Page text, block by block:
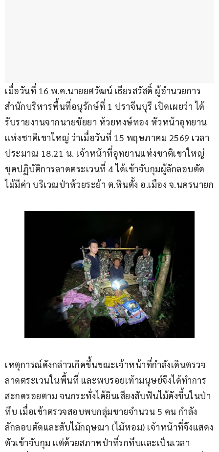
เมื่อวันที่ 16 พ.ค.นายยศวัฒน์ เธียรสวัสดิ์ ผู้อำนวยการ
สำนักบริหารพื้นที่อนุรักษ์ที่ 1 ปราจีนบุรี เปิดเผยว่า ได้
รับรายงานจากนายชัยยา ห้วยหงษ์ทอง หัวหน้าอุทยาน
แห่งชาติเขาใหญ่ ว่าเมื่อวันที่ 15 พฤษภาคม 2569 เวลา
ประมาณ 18.21 น. เจ้าหน้าที่อุทยานแห่งชาติเขาใหญ่
ชุดปฏิบัติการลาดตระเวนที่ 4 ได้เข้าจับกุมผู้ลักลอบตัด
ไม้มีค่า บริเวณป่าห้วยระย้า ต.หินตั้ง อ.เมือง จ.นครนายก
เหตุการณ์ดังกล่าวเกิดขึ้นขณะเจ้าหน้าที่กำลังเดินตรวจ
ลาดตระเวนในพื้นที่ และพบรอยเท้ามนุษย์จึงได้ทำการ
สะกดรอยตาม จนกระทั่งได้ยินเสียงสับฟันไม้ดังขึ้นในป่า
ทึบ เมื่อเข้าตรวจสอบพบกลุ่มชายจำนวน 5 คน กำลัง
ลักลอบตัดและสับไม้กฤษณา (ไม้หอม) เจ้าหน้าที่จึงแสดง
ตัวเข้าจับกุม แต่ด้วยสภาพป่าที่รกทึบและเป็นเวลา